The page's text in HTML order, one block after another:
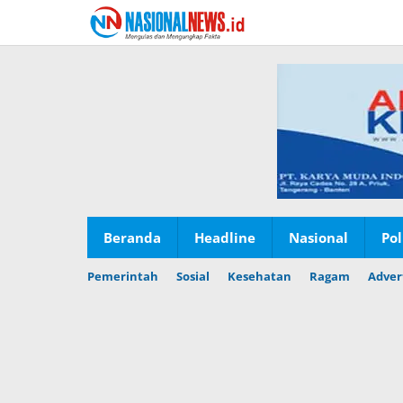
konten
Beranda Headline Nasional
Pemerintah Sosial Kesehatan Ragam